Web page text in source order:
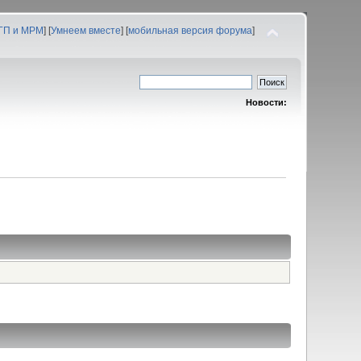
и МРМ] [Умнеем вместе] [мобильная версия форума]
Новости: